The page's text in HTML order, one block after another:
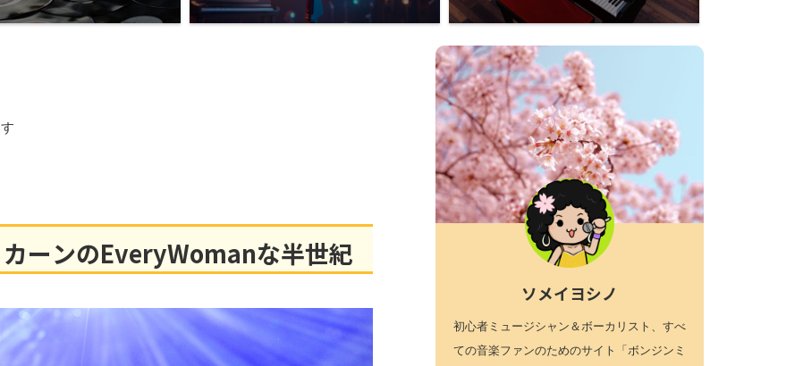
ーンのEveryWomanな半世紀
ソメイヨシノ
初心者ミュージシャン＆ボーカリスト、すべ
ての音楽ファンのためのサイト「ボンジンミ